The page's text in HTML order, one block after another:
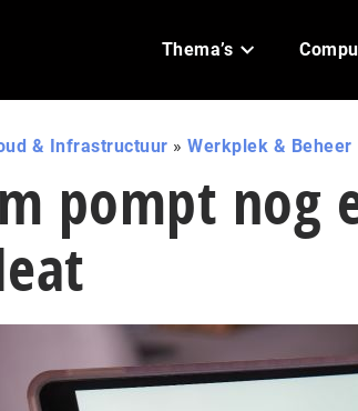
Thema’s
& Infrastructuur » Werkplek & Beheer
pompt nog